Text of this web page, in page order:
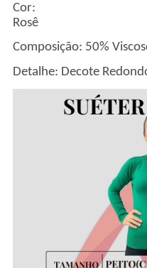
Cor:
Composição: 50%
Detalhe: Decote